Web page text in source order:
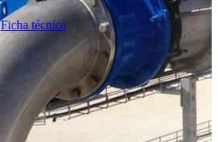
Ficha técnica